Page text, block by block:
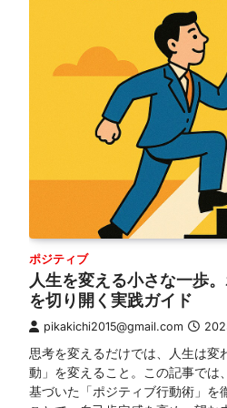
ポジティブ
人生を変える小さな一歩
を切り開く実践ガイド
pikakichi2015@gmail.com
思考を変えるだけでは、人生は変
動」を変えること。この記事では
基づいた「ポジティブ行動術」を